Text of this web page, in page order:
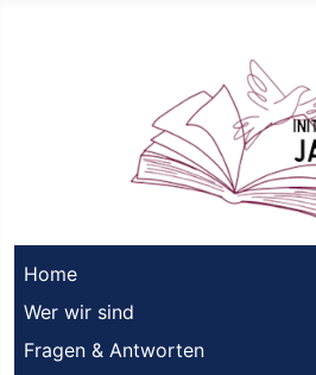
Home
Wer wir sind
Fragen & Antworten